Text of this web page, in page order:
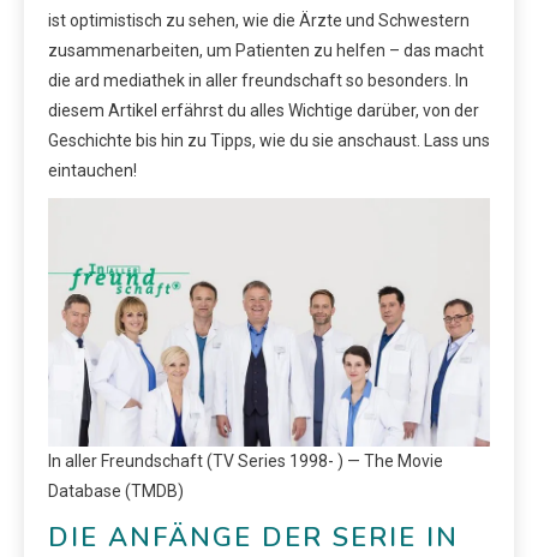
ist optimistisch zu sehen, wie die Ärzte und Schwestern
zusammenarbeiten, um Patienten zu helfen – das macht
die ard mediathek in aller freundschaft so besonders. In
diesem Artikel erfährst du alles Wichtige darüber, von der
Geschichte bis hin zu Tipps, wie du sie anschaust. Lass uns
eintauchen!
In aller Freundschaft (TV Series 1998- ) — The Movie
Database (TMDB)
DIE ANFÄNGE DER SERIE IN